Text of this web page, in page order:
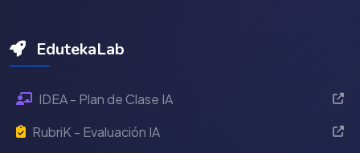
EdutekaLab
IDEA - Plan de Clase IA
RubriK - Evaluación IA